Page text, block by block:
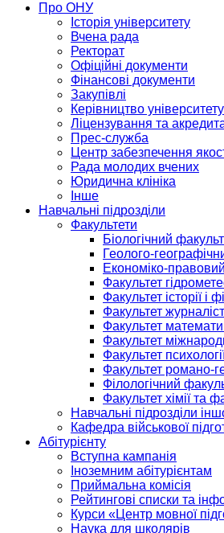
Про ОНУ
Історія університету
Вчена рада
Ректорат
Офіційні документи
Фінансові документи
Закупівлі
Керівництво університету
Ліцензування та
Прес-служба
Центр забезпечення
Рада молодих вчених
Юридична клініка
Інше
Навчальні підрозділи
Факультети
Біологічний
Геолого-
Економіко-
Факультет
Факультет історії і
Факультет
Факультет
Факультет
Факультет
Факультет романо-
Філологічний
Факультет хімії та
Навчальні підрозділи
Кафедра військової
Абітурієнту
Вступна кампанія
Іноземним абітурієнтам
Приймальна комісія
Рейтингові списки та
Курси «Центр мовної
Наука для школярів